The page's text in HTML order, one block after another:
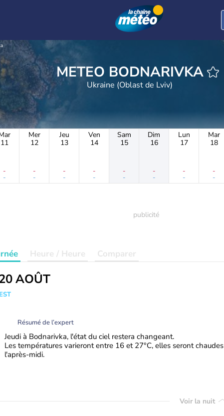
METEO BODNARIVKA
Ukraine (Oblast de Lviv)
11
-
-
Mer
12
-
-
Jeu
13
-
-
Ven
14
-
-
Sam
15
-
-
Dim
16
-
-
Lun
17
-
-
Mar
18
-
-
Heure / Heure Comparer
AOÛT
Résumé de l’expert
Jeudi à Bodnarivka, l'état du ciel restera changeant.
Les températures varieront entre 16 et 27°C, elles seront chaudes
l'après-midi.
Voir la nuit